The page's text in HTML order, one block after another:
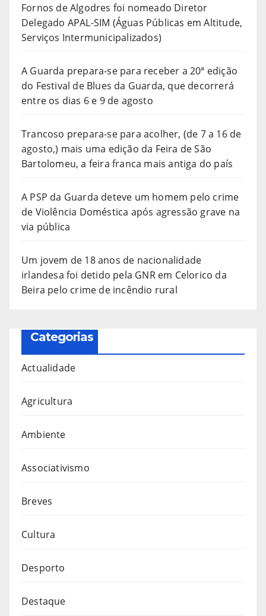
Fornos de Algodres foi nomeado Diretor
Delegado APAL-SIM (Águas Públicas em Altitude,
Serviços Intermunicipalizados)
A Guarda prepara-se para receber a 20ª edição
do Festival de Blues da Guarda, que decorrerá
entre os dias 6 e 9 de agosto
Trancoso prepara-se para acolher, (de 7 a 16 de
agosto,) mais uma edição da Feira de São
Bartolomeu, a feira franca mais antiga do país
A PSP da Guarda deteve um homem pelo crime
de Violência Doméstica após agressão grave na
via pública
Um jovem de 18 anos de nacionalidade
irlandesa foi detido pela GNR em Celorico da
Beira pelo crime de incêndio rural
Categorias
Actualidade
Agricultura
Ambiente
Associativismo
Breves
Cultura
Desporto
Destaque